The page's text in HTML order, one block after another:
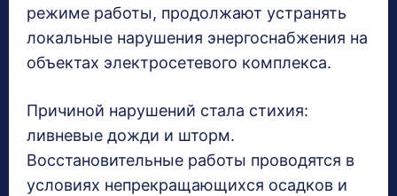
режиме работы, продолжают устранять
локальные нарушения энергоснабжения на
объектах электросетевого комплекса.
Причиной нарушений стала стихия:
ливневые дожди и шторм.
Восстановительные работы проводятся в
условиях непрекращающихся осадков и